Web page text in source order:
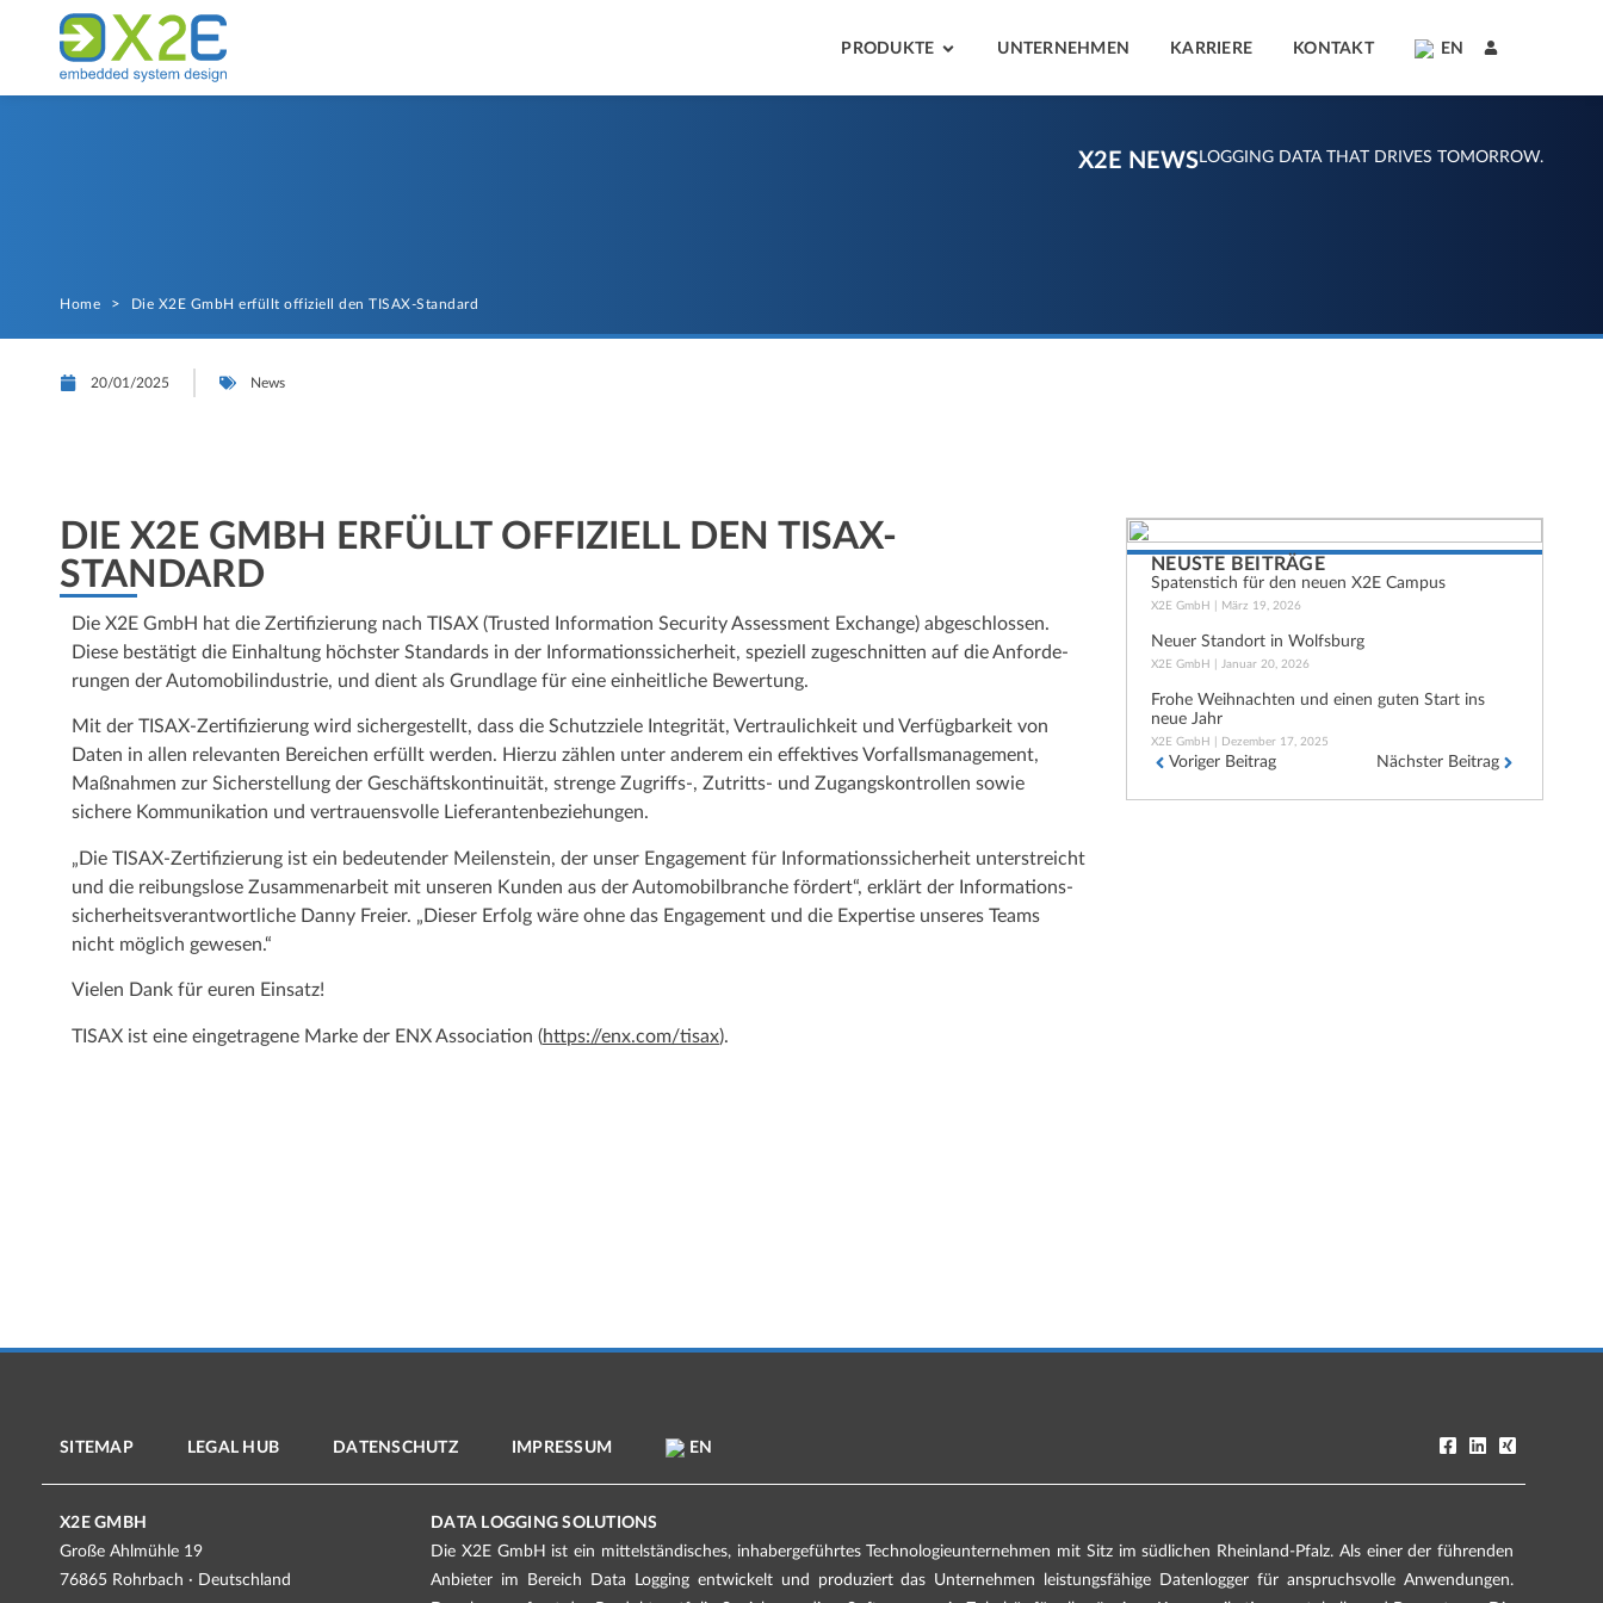
PRODUKTE UNTERNEHMEN KARRIERE KONTAKT EN
LOGGING DATA THAT DRIVES TOMORROW.
X2E NEWS
Home > Die X2E GmbH erfüllt offiziell den TISAX-Standard
20/01/2025 News
DIE X2E GMBH ERFÜLLT OFFIZIELL DEN TISAX-
STANDARD
Die X2E GmbH hat die Zertifizierung nach TISAX (Trusted Information Security Assessment Exchange) abge­schlossen.
Diese bestätigt die Einhaltung höchster Standards in der Informations­sicherheit, speziell zuge­schnitten auf die An­forde­
rungen der Auto­mobil­­industrie, und dient als Grundlage für eine einheitliche Bewertung.
Mit der TISAX-Zertifizierung wird sicher­gestellt, dass die Schutz­ziele Integrität, Vertraulichkeit und Verfügbar­keit von
Daten in allen relevanten Bereichen erfüllt werden. Hierzu zählen unter anderem ein effektives Vorfalls­management,
Maßnahmen zur Sicher­stellung der Geschäfts­­kontinuität, strenge Zugriffs-, Zutritts- und Zugangs­kontrollen sowie
sichere Kommuni­kation und vertrauensvolle Lieferanten­­beziehungen.
„Die TISAX-Zertifizierung ist ein bedeutender Meilenstein, der unser Engagement für Informations­­sicherheit unter­streicht
und die reibungslose Zusammenarbeit mit unseren Kunden aus der Automobil­­branche fördert“, erklärt der Informations­
sicherheits­­ver­ant­wort­liche Danny Freier. „Dieser Erfolg wäre ohne das Engagement und die Expertise unseres Teams
nicht möglich gewesen.“
Vielen Dank für euren Einsatz!
TISAX ist eine eingetragene Marke der ENX Association (https://enx.com/tisax).
NEUSTE BEITRÄGE
Spatenstich für den neuen X2E Campus
X2E GmbH März 19, 2026
Neuer Standort in Wolfsburg
X2E GmbH Januar 20, 2026
Frohe Weihnachten und einen guten Start ins
neue Jahr
X2E GmbH Dezember 17, 2025
Voriger Beitrag Nächster Beitrag
SITEMAP LEGAL HUB DATENSCHUTZ IMPRESSUM EN
X2E GMBH
Große Ahlmühle 19
76865 Rohrbach · Deutschland
DATA LOGGING SOLUTIONS
Die X2E GmbH ist ein mittelständisches, inhabergeführtes Technologieunternehmen mit Sitz im südlichen Rheinland-Pfalz. Als einer der führenden
Anbieter im Bereich Data Logging entwickelt und produziert das Unternehmen leistungsfähige Datenlogger für anspruchsvolle Anwendungen.